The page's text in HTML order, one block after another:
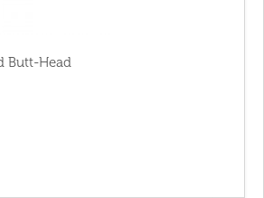
Butt-Head